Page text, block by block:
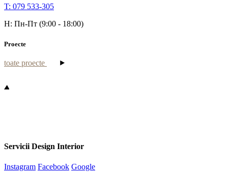
T: 079 533-305
H: Пн-Пт (9:00 - 18:00)
Proecte
toate proecte
Servicii Design Interior
Instagram Facebook Google